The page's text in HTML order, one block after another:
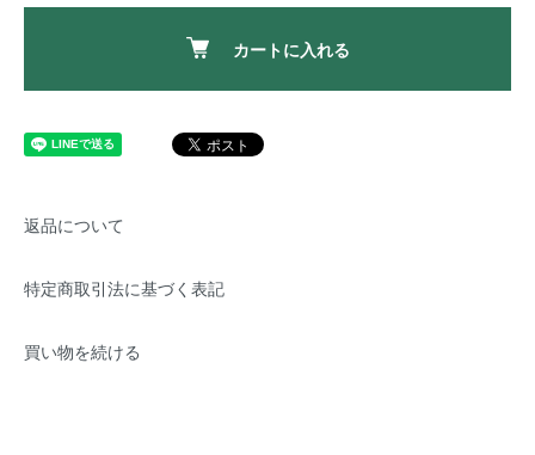
カートに入れる
返品について
特定商取引法に基づく表記
買い物を続ける